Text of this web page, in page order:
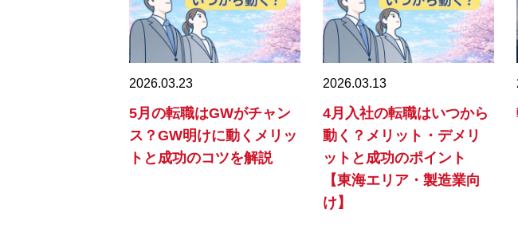
2026.03.23
5月の転職はGWがチャン
ス？GW明けに動くメリッ
トと成功のコツを解説
2026.03.13
4月入社の転職はいつから
動く？メリット・デメリ
ットと成功のポイント
【東海エリア・製造業向
け】